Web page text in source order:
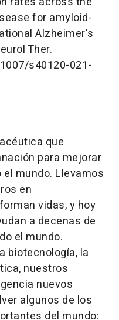
for amyloid-
Alzheimer's
Ther.
s40120-021-
que
para mejorar
mundo. Llevamos
en
vidas, y hoy
a decenas de
el mundo.
biotecnología, la
nuestros
nuevos
algunos de los
del mundo: